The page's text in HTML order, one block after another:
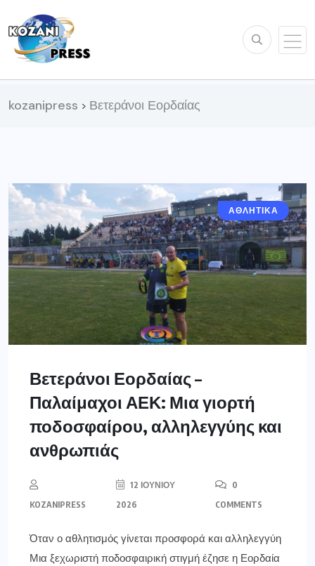
kozanipress > Βετεράνοι Εορδαίας
ΑΘΛΗΤΙΚΆ
Βετεράνοι Εορδαίας –
Παλαίμαχοι ΑΕΚ: Μια γιορτή
ποδοσφαίρου, αλληλεγγύης και
ανθρωπιάς
KOZANIPRESS
12 ΙΟΥΝΊΟΥ
2026
0
COMMENTS
Όταν ο αθλητισμός γίνεται προσφορά και αλληλεγγύη
Μια ξεχωριστή ποδοσφαιρική στιγμή έζησε η Εορδαία